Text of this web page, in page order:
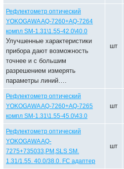
Рефлектометр оптический
YOKOGAWA AQ-7260+AQ-7264
компл SM-1.31\1.55-42.0\40.0
Улучшенные характеристики
прибора дают возможность
точнее и с большим
разрешением измерять
параметры линий….
шт
Рефлектометр оптический
YOKOGAWA AQ-7260+AQ-7265
компл SM-1.31\1.55-45.0\43.0
шт
Рефлектометр оптический
YOKOGAWA AQ-
7275+735033,PM,SLS SM.
1.31/1.55. 40.0/38.0. FC адаптер
шт